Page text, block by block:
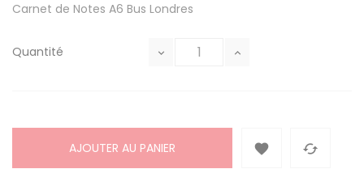
Carnet de Notes A6 Bus Londres
Quantité
AJOUTER AU PANIER  